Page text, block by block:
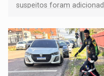
suspeitos foram
remover as contas